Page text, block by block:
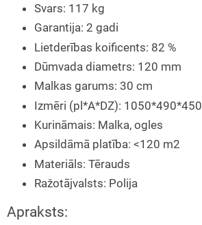
Svars: 117 kg
Garantija: 2 gadi
Lietderības koificents: 82 %
Dūmvada diametrs: 120 mm
Malkas garums: 30 cm
Izmēri (pl*A*DZ): 1050*490*450
Kurināmais: Malka, ogles
Apsildāmā platība: <120 m2
Materiāls: Tērauds
Ražotājvalsts: Polija
Apraksts: